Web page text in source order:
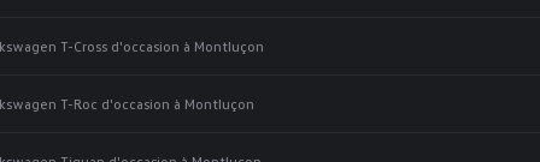
T-Cross d'occasion à Montluçon
T-Roc d'occasion à Montluçon